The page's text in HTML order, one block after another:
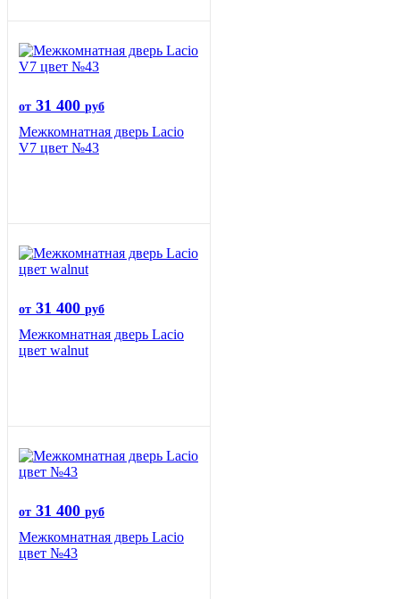
от 31 400 руб
Межкомнатная дверь Lacio
V7 цвет №43
от 31 400 руб
Межкомнатная дверь Lacio
цвет walnut
от 31 400 руб
Межкомнатная дверь Lacio
цвет №43